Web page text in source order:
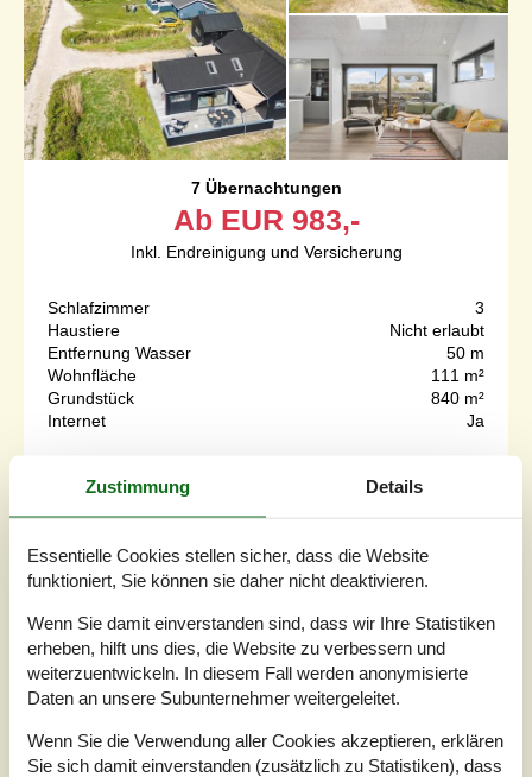
7 Übernachtungen
Ab EUR 983,-
Inkl. Endreinigung und Versicherung
Schlafzimmer
3
Haustiere
Nicht erlaubt
Entfernung Wasser
50 m
Wohnfläche
111 m²
Grundstück
840 m²
Internet
Ja
Die Lage im Ovesensvej trägt bei diesem großen und
den Strand erreichbar. Lediglich 100 Meter trennen das
Mietobjekt von der Nordsee. Im Haus und auf der
verwöhnt.EinrichtungBereits wenn Sie an den Strand
hinunter fahren und das erste Mal nach dem
Ovesensve...
Zu Favoriten hinzufügen
Zustimmung Details
Essentielle Cookies stellen sicher, dass die Website
funktioniert, Sie können sie daher nicht deaktivieren.
Wenn Sie damit einverstanden sind, dass wir Ihre Statistiken
erheben, hilft uns dies, die Website zu verbessern und
weiterzuentwickeln. In diesem Fall werden anonymisierte
Daten an unsere Subunternehmer weitergeleitet.
Wenn Sie die Verwendung aller Cookies akzeptieren, erklären
Sie sich damit einverstanden (zusätzlich zu Statistiken), dass